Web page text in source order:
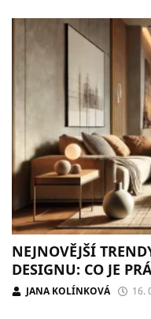
NEJNOVĚJŠÍ
DESIGNU: CO JE
JANA KOLÍNKOVÁ 16.